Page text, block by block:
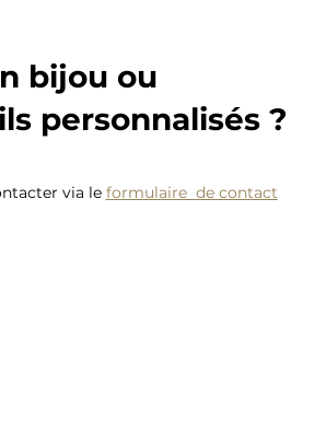
bijou ou
personnalisés ?
via le formulaire de contact